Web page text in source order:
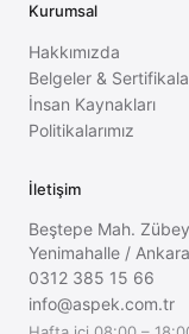
Kurumsal
Hakkımızda
Belgeler &
İnsan Kaynakları
Politikalarımız
İletişim
Beştepe Mah.
Yenimahalle / Ankara
0312 385 15 66
info@aspek.com.tr